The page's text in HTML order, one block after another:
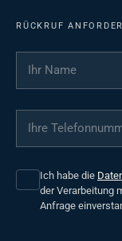
RÜCKRUF
Ihr Name
Ihre
Ich habe die
der Verarbeitung
Anfrage